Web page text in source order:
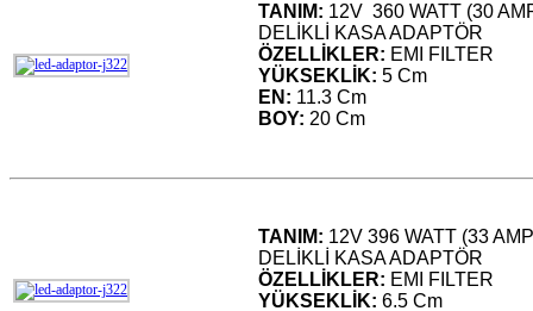
TANIM: 12V 360 WATT (30
DELİKLİ KASA ADAPTÖR
ÖZELLİKLER: EMI FILTER
YÜKSEKLİK: 5 Cm
EN: 11.3 Cm
BOY: 20 Cm
TANIM: 12V 396 WATT (33
DELİKLİ KASA ADAPTÖR
ÖZELLİKLER: EMI FILTER
YÜKSEKLİK: 6.5 Cm